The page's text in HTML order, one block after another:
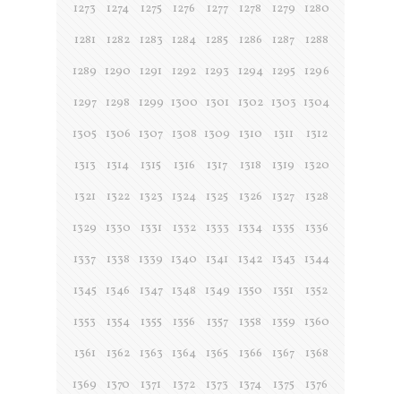
1273
1274 1275 1276 1277 1278 1279
1280
1281
1282 1283 1284 1285 1286 1287
1288
1289
1290 1291 1292 1293 1294 1295
1296
1297
1298 1299 1300 1301 1302 1303 1304
1305
1306 1307 1308 1309 1310 1311
1312
1313
1314 1315 1316 1317 1318 1319
1320
1321
1322 1323 1324 1325 1326 1327
1328
1329
1330 1331 1332 1333 1334 1335
1336
1337
1338 1339 1340 1341 1342 1343
1344
1345
1346 1347 1348 1349 1350 1351
1352
1353
1354 1355 1356 1357 1358 1359
1360
1361
1362 1363 1364 1365 1366 1367
1368
1369
1370 1371 1372 1373 1374 1375
1376